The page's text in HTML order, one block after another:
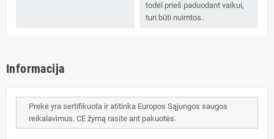
todėl prieš paduodant vaikui,
turi būti nuimtos.
Informacija
Prekė yra sertifikuota ir atitinka Europos Sąjungos saugos
reikalavimus. CE žymą rasite ant pakuotės.